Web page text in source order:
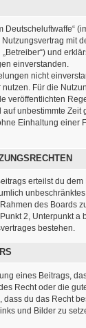
Deutscheluftwaffe“
mit
und
einverstanden.
nicht
Für die
veröffentlichten
unbestimmte Zeit
Einhaltung einer
erteilst du dem
des Boards
2, Unterpunkt a
bestehen.
eines Beitrags,
Recht oder die
dass du das Recht
und Bilder zu